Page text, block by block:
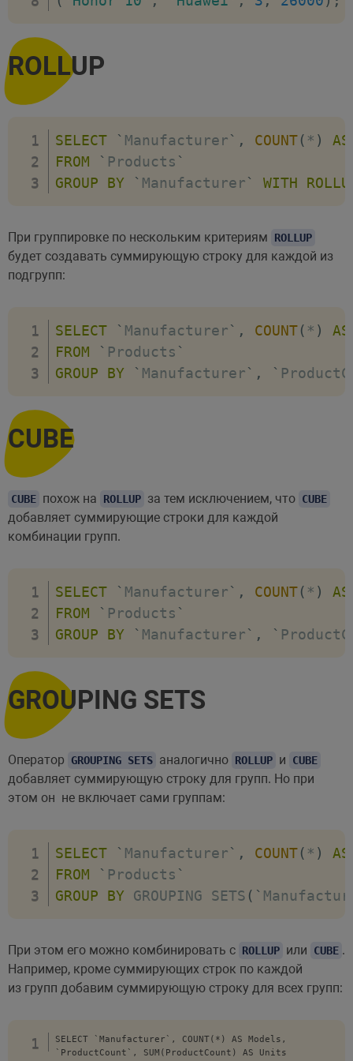
ROLLUP
SELECT ` Manufacturer` , COUNT( * ) AS
FROM
` Products `
GROUP
BY ` Manufacturer` WITH
При группировке по нескольким критериям ROLLUP
будет создавать суммирующую строку для каждой из
подгрупп:
SELECT ` Manufacturer` , COUNT( * ) AS
FROM
` Products `
GROUP
BY ` Manufacturer` , `
CUBE
CUBE похож на ROLLUP за тем исключением, что CUBE
добавляет суммирующие строки для каждой
комбинации групп.
SELECT ` Manufacturer` , COUNT( * ) AS
FROM
` Products `
GROUP
BY ` Manufacturer` , `
GROUPING SETS
Оператор GROUPING SETS аналогично ROLLUP и CUBE
добавляет суммирующую строку для групп. Но при
этом он не включает сами группам:
SELECT ` Manufacturer` , COUNT( * ) AS
FROM
` Products `
GROUP
BY GROUPING SETS ( `
При этом его можно комбинировать с ROLLUP или CUBE .
Например, кроме суммирующих строк по каждой
из групп добавим суммирующую строку для всех групп:
SELECT `Manufacturer`, COUNT(*) AS Models,
`ProductCount`, SUM(ProductCount) AS Units